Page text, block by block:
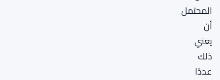
المحتمل
أن
يعني
ذلك
عددًا